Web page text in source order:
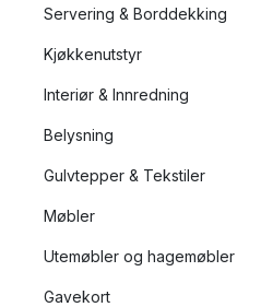
Servering & Borddekking
Kjøkkenutstyr
Interiør & Innredning
Belysning
Gulvtepper & Tekstiler
Møbler
Utemøbler og hagemøbler
Gavekort